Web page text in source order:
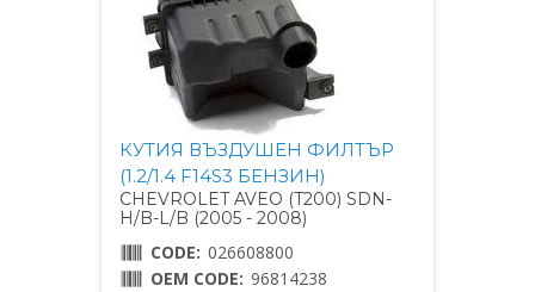
КУТИЯ ВЪЗДУШЕН ФИЛТЪР
(1.2/1.4 F14S3 БЕНЗИН)
CHEVROLET AVEO (T200) SDN-
H/B-L/B (2005 - 2008)
CODE: 026608800
OEM CODE: 96814238